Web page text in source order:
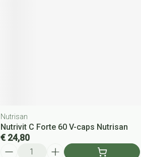
Nutrisan
Nutrivit C Forte 60 V-caps Nutrisan
€ 24,80